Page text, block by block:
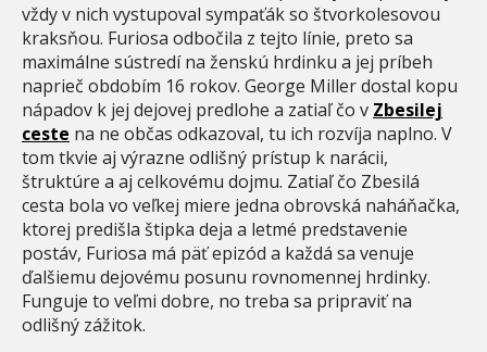
vždy v nich vystupoval sympaťák so štvorkolesovou
kraksňou. Furiosa odbočila z tejto línie, preto sa
maximálne sústredí na ženskú hrdinku a jej príbeh
naprieč obdobím 16 rokov. George Miller dostal kopu
nápadov k jej dejovej predlohe a zatiaľ čo v Zbesilej
ceste na ne občas odkazoval, tu ich rozvíja naplno. V
tom tkvie aj výrazne odlišný prístup k narácii,
štruktúre a aj celkovému dojmu. Zatiaľ čo Zbesilá
cesta bola vo veľkej miere jedna obrovská naháňačka,
ktorej predišla štipka deja a letmé predstavenie
postáv, Furiosa má päť epizód a každá sa venuje
ďalšiemu dejovému posunu rovnomennej hrdinky.
Funguje to veľmi dobre, no treba sa pripraviť na
odlišný zážitok.